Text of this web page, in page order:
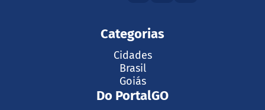
Categorias
Cidades
Brasil
Goiás
Do PortalGO